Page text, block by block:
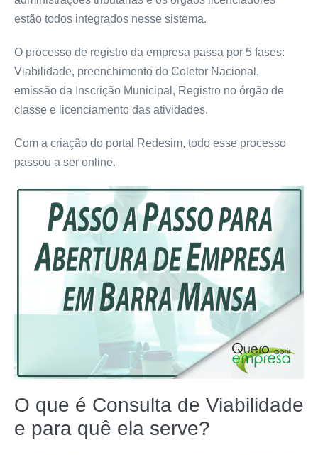
estão todos integrados nesse sistema.
O processo de registro da empresa passa por 5 fases:
Viabilidade, preenchimento do Coletor Nacional,
emissão da Inscrição Municipal, Registro no órgão de
classe e licenciamento das atividades.
Com a criação do portal Redesim, todo esse processo
passou a ser online.
O que é Consulta de Viabilidade
e para quê ela serve?